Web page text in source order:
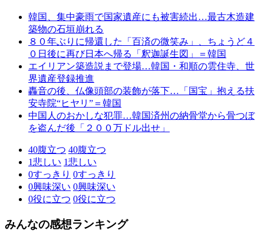
韓国、集中豪雨で国家遺産にも被害続出…最古木造建
築物の石垣崩れる
８０年ぶりに帰還した「百済の微笑み」、ちょうど４
０日後に再び日本へ帰る「釈迦誕生図」＝韓国
エイリアン築造説まで登場…韓国・和順の雲住寺、世
界遺産登録推進
轟音の後、仏像頭部の装飾が落下…「国宝」抱える扶
安寺院“ヒヤリ”＝韓国
中国人のおかしな犯罪…韓国済州の納骨堂から骨つぼ
を盗んだ後「２００万ドル出せ」
40腹立つ 40腹立つ
1悲しい 1悲しい
0すっきり 0すっきり
0興味深い 0興味深い
0役に立つ 0役に立つ
みんなの感想ランキング